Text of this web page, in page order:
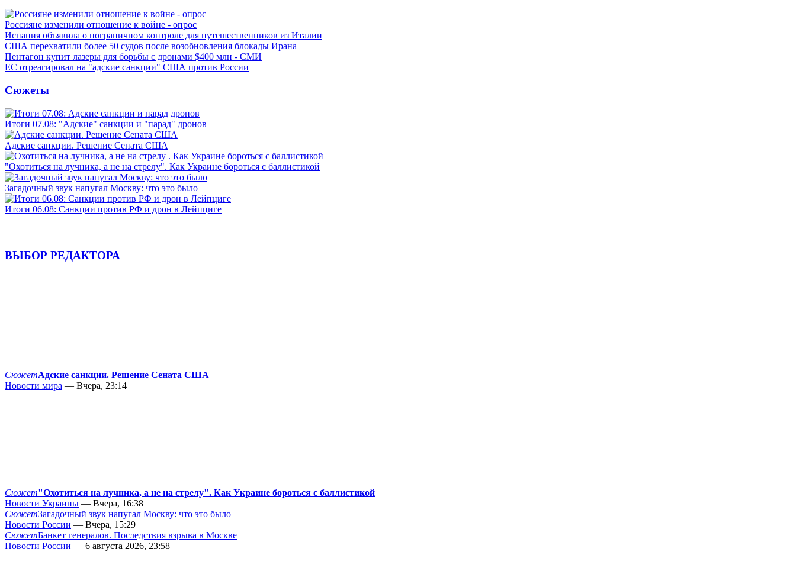
Россияне изменили отношение к войне - опрос
Испания объявила о пограничном контроле для путешественников из Италии
США перехватили более 50 судов после возобновления блокады Ирана
Пентагон купит лазеры для борьбы с дронами $400 млн - СМИ
ЕС отреагировал на "адские санкции" США против России
Сюжеты
Итоги 07.08: "Адские" санкции и "парад" дронов
Адские санкции. Решение Сената США
"Охотиться на лучника, а не на стрелу". Как Украине бороться с баллистикой
Загадочный звук напугал Москву: что это было
Итоги 06.08: Санкции против РФ и дрон в Лейпциге
ВЫБОР РЕДАКТОРА
СюжетАдские санкции. Решение Сената США
Новости мира — Вчера, 23:14
Сюжет"Охотиться на лучника, а не на стрелу". Как Украине бороться с баллистикой
Новости Украины — Вчера, 16:38
СюжетЗагадочный звук напугал Москву: что это было
Новости России — Вчера, 15:29
СюжетБанкет генералов. Последствия взрыва в Москве
Новости России — 6 августа 2026, 23:58